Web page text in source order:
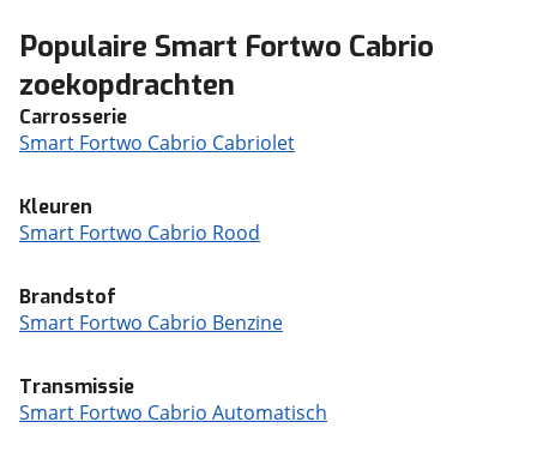
Populaire Smart Fortwo Cabrio
zoekopdrachten
Carrosserie
Smart Fortwo Cabrio Cabriolet
Kleuren
Smart Fortwo Cabrio Rood
Brandstof
Smart Fortwo Cabrio Benzine
Transmissie
Smart Fortwo Cabrio Automatisch